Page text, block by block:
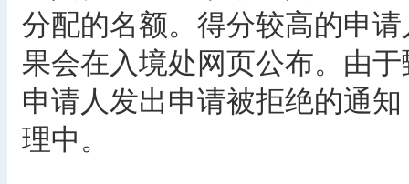
分配的名额。得分较高的申
果会在入境处网页公布。由
申请人发出申请被拒绝的通
理中。